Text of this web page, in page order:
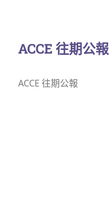
ACCE 往期公報
ACCE 往期公報